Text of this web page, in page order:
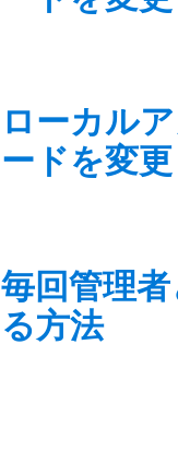
ローカル
ードを変更
毎回管理
る方法